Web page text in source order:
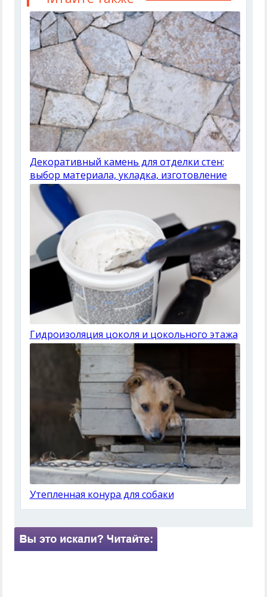
Декоративный камень для отделки стен:
выбор материала, укладка, изготовление
Гидроизоляция цоколя и цокольного этажа
Утепленная конура для собаки